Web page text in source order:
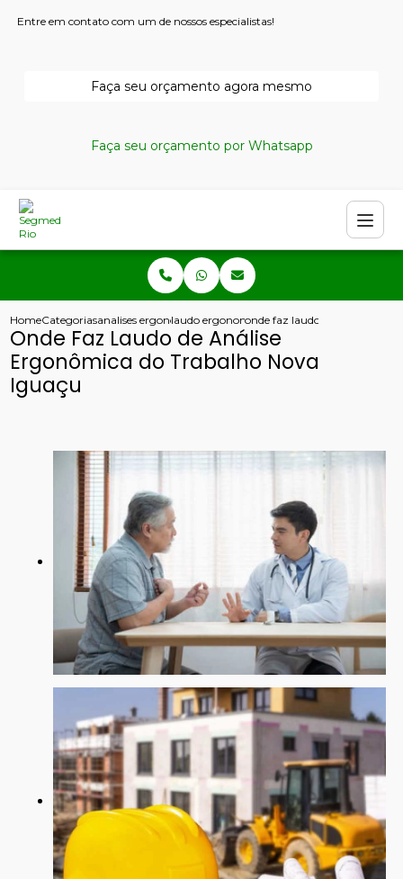
Entre em contato com um de nossos especialistas!
Faça seu orçamento agora mesmo
Faça seu orçamento por Whatsapp
HomeCategoriasanalises ergonomicaslaudo ergonomico nr17onde faz laudo de analise
Onde Faz Laudo de Análise
Ergonômica do Trabalho Nova
Iguaçu